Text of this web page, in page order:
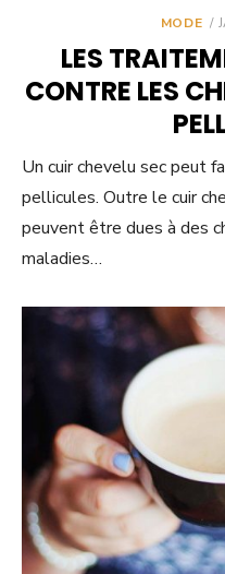
MODE
LES
CONTRE LES
Un cuir chevelu sec peut
pellicules. Outre le cuir
peuvent être dues à des
maladies…